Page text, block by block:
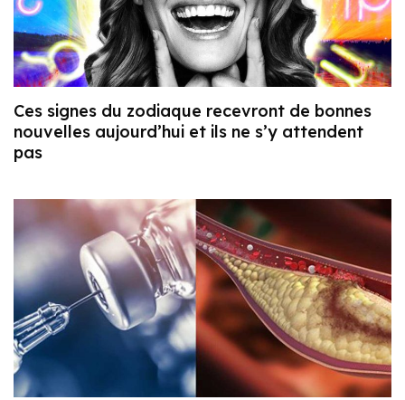
Ces signes du zodiaque recevront de bonnes
nouvelles aujourd’hui et ils ne s’y attendent
pas